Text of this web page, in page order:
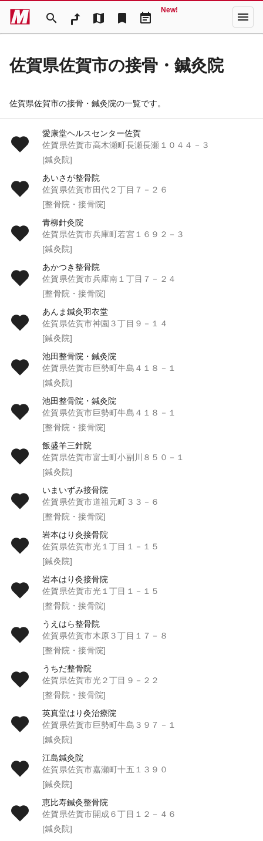
search map bookmark event_note
New! menu
佐賀県佐賀市の接骨・鍼灸院
佐賀県佐賀市の接骨・鍼灸院の一覧です。
愛康堂ヘルスセンター佐賀
佐賀県佐賀市高木瀬町長瀬長瀬１０４４－３
[鍼灸院]
あいさが整骨院
佐賀県佐賀市田代２丁目７－２６
[整骨院・接骨院]
青柳針灸院
佐賀県佐賀市兵庫町若宮１６９２－３
[鍼灸院]
あかつき整骨院
佐賀県佐賀市兵庫南１丁目７－２４
[整骨院・接骨院]
あんま鍼灸羽衣堂
佐賀県佐賀市神園３丁目９－１４
[鍼灸院]
池田整骨院・鍼灸院
佐賀県佐賀市巨勢町牛島４１８－１
[鍼灸院]
池田整骨院・鍼灸院
佐賀県佐賀市巨勢町牛島４１８－１
[整骨院・接骨院]
飯盛羊三針院
佐賀県佐賀市富士町小副川８５０－１
[鍼灸院]
いまいずみ接骨院
佐賀県佐賀市道祖元町３３－６
[整骨院・接骨院]
岩本はり灸接骨院
佐賀県佐賀市光１丁目１－１５
[鍼灸院]
岩本はり灸接骨院
佐賀県佐賀市光１丁目１－１５
[整骨院・接骨院]
うえはら整骨院
佐賀県佐賀市木原３丁目１７－８
[整骨院・接骨院]
うちだ整骨院
佐賀県佐賀市光２丁目９－２２
[整骨院・接骨院]
英真堂はり灸治療院
佐賀県佐賀市巨勢町牛島３９７－１
[鍼灸院]
江島鍼灸院
佐賀県佐賀市嘉瀬町十五１３９０
[鍼灸院]
恵比寿鍼灸整骨院
佐賀県佐賀市開成６丁目１２－４６
[鍼灸院]